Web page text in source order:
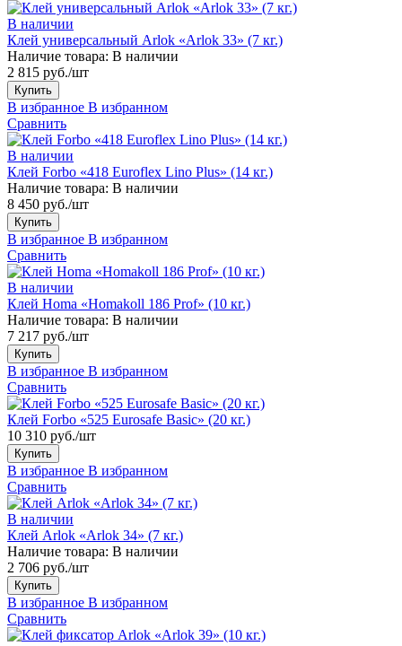
В наличии
Клей универсальный Arlok «Arlok 33» (7 кг.)
Наличие товара: В наличии
2 815 руб./шт
Купить
В избранное В избранном
Сравнить
В наличии
Клей Forbo «418 Euroflex Lino Plus» (14 кг.)
Наличие товара: В наличии
8 450 руб./шт
Купить
В избранное В избранном
Сравнить
В наличии
Клей Homa «Homakoll 186 Prof» (10 кг.)
Наличие товара: В наличии
7 217 руб./шт
Купить
В избранное В избранном
Сравнить
Клей Forbo «525 Eurosafe Basic» (20 кг.)
10 310 руб./шт
Купить
В избранное В избранном
Сравнить
В наличии
Клей Arlok «Arlok 34» (7 кг.)
Наличие товара: В наличии
2 706 руб./шт
Купить
В избранное В избранном
Сравнить